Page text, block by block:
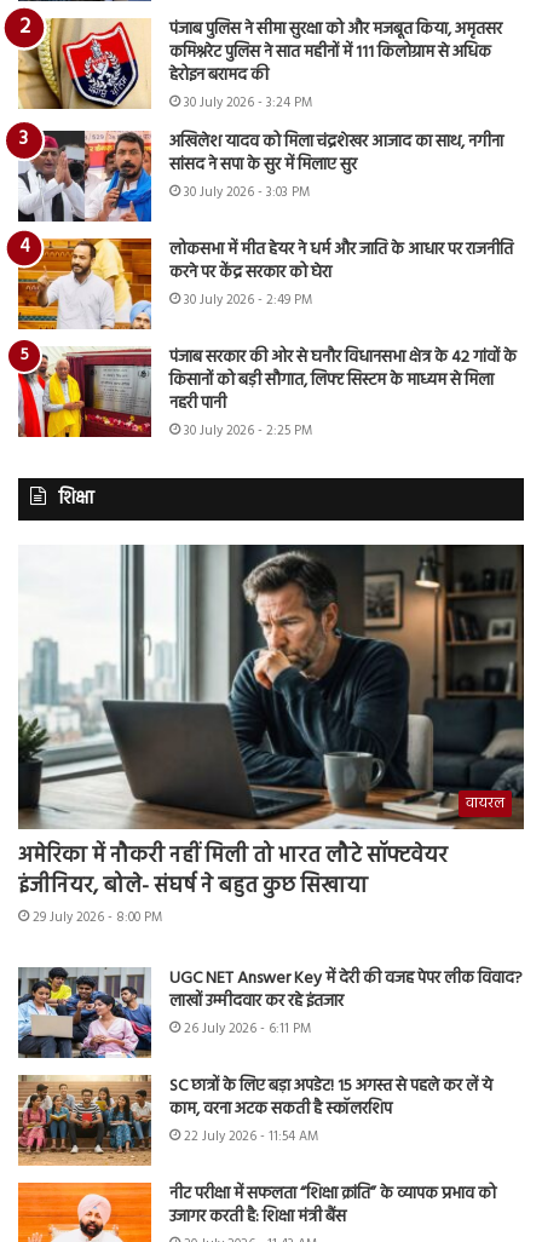
पंजाब पुलिस ने सीमा सुरक्षा को और मजबूत किया, अमृतसर
कमिश्नरेट पुलिस ने सात महीनों में 111 किलोग्राम से अधिक
हेरोइन बरामद की
30 July 2026 - 3:24 PM
अखिलेश यादव को मिला चंद्रशेखर आजाद का साथ, नगीना
सांसद ने सपा के सुर में मिलाए सुर
30 July 2026 - 3:03 PM
लोकसभा में मीत हेयर ने धर्म और जाति के आधार पर राजनीति
करने पर केंद्र सरकार को घेरा
30 July 2026 - 2:49 PM
पंजाब सरकार की ओर से घनौर विधानसभा क्षेत्र के 42 गांवों के
किसानों को बड़ी सौगात, लिफ्ट सिस्टम के माध्यम से मिला
नहरी पानी
30 July 2026 - 2:25 PM
शिक्षा
वायरल
अमेरिका में नौकरी नहीं मिली तो भारत लौटे सॉफ्टवेयर
इंजीनियर, बोले- संघर्ष ने बहुत कुछ सिखाया
29 July 2026 - 8:00 PM
UGC NET Answer Key में देरी की वजह पेपर लीक विवाद?
लाखों उम्मीदवार कर रहे इंतजार
26 July 2026 - 6:11 PM
SC छात्रों के लिए बड़ा अपडेट! 15 अगस्त से पहले कर लें ये
काम, वरना अटक सकती है स्कॉलरशिप
22 July 2026 - 11:54 AM
नीट परीक्षा में सफलता “शिक्षा क्रांति” के व्यापक प्रभाव को
उजागर करती है: शिक्षा मंत्री बैंस